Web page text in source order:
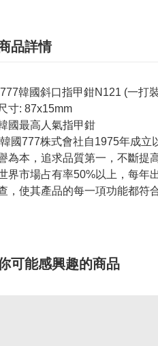
品詳情
777韓國斜口指甲鉗N121 (一打
寸: 87x15mm
國最高人
韓國777株式會社自1975年成立
為本，追求品質第一，不斷提
界市場占有率50%以上，每年
，使其產品的每一項功能都符
可能感興趣的商品